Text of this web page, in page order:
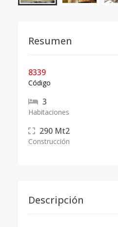
Resumen
8339
Código
3
Habitaciones
290 Mt2
Construcción
Descripción